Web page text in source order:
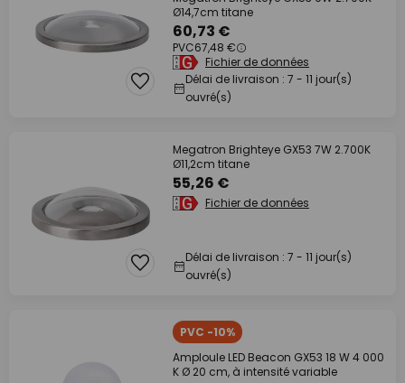
Ø14,7cm titane
60,73 €
PVC67,48 €
Fichier de données
Délai de livraison : 7 - 11 jour(s)
ouvré(s)
Megatron Brighteye GX53 7W 2.700K
Ø11,2cm titane
55,26 €
Fichier de données
Délai de livraison : 7 - 11 jour(s)
ouvré(s)
PVC -10%
Amploule LED Beacon GX53 18 W 4 000
K Ø 20 cm, à intensité variable